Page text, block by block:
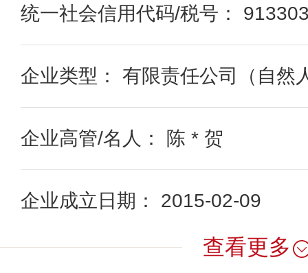
统一社会信用代码/税号：
企业类型： 有限责任公司（自然
企业高管/名人： 陈 * 贺
企业成立日期： 2015-02-09
查看更多